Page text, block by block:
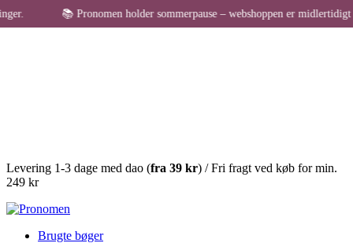
Levering 1-3 dage med dao (fra 39 kr) / Fri fragt ved køb for min.
249 kr
Brugte bøger
📚 Pronomen holder sommerpause – webshoppen er midlertidigt